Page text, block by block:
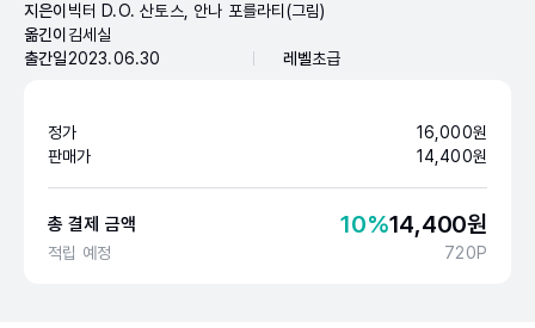
지은이 빅터 D.O. 산토스, 안나 포를라티(그림)
옮긴이 김세실
출간일2023.06.30 레벨초급
정가 16,000원
판매가
14,400원
총 결제 금액 10%14,400원
적립 예정 720P